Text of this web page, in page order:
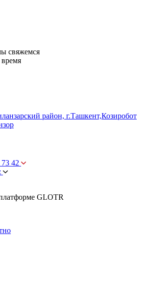
свяжемся
район, г.Ташкент,Козиробот
42
GLOTR